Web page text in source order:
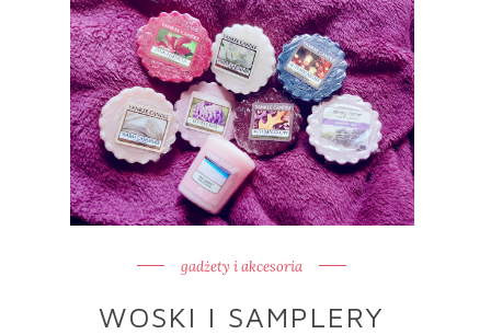
gadżety i akcesoria
WOSKI I SAMPLERY